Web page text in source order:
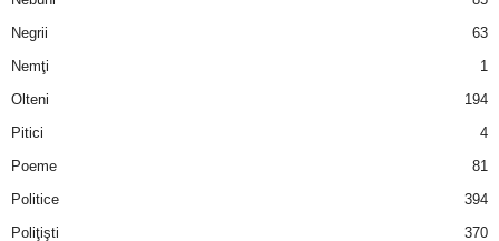
Negrii
63
Nemţi
1
Olteni
194
Pitici
4
Poeme
81
Politice
394
Poliţişti
370